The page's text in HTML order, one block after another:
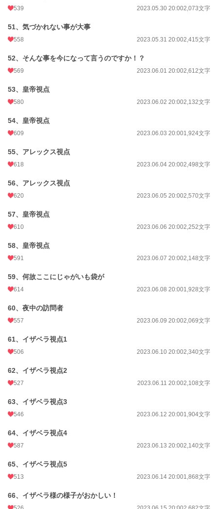
539 2023.05.30 20:002,073文字
51、気づかれない事が大事
558 2023.05.31 20:002,415文字
52、そんな事を今になって言うのですか！？
569 2023.06.01 20:002,612文字
53、皇帝視点
580 2023.06.02 20:002,132文字
54、皇帝視点
609 2023.06.03 20:001,924文字
55、アレックス視点
618 2023.06.04 20:002,498文字
56、アレックス視点
620 2023.06.05 20:002,570文字
57、皇帝視点
610 2023.06.06 20:002,252文字
58、皇帝視点
591 2023.06.07 20:002,148文字
59、何故ここにじゃがいも袋が
614 2023.06.08 20:001,928文字
60、夜中の訪問者
557 2023.06.09 20:002,069文字
61、イザベラ視点1
506 2023.06.10 20:002,340文字
62、イザベラ視点2
527 2023.06.11 20:002,108文字
63、イザベラ視点3
546 2023.06.12 20:001,904文字
64、イザベラ視点4
587 2023.06.13 20:002,140文字
65、イザベラ視点5
513 2023.06.14 20:001,868文字
66、イザベラ様の様子がおかしい！